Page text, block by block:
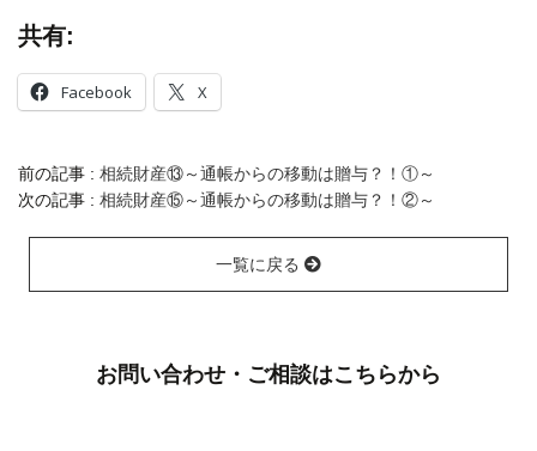
共有:
Facebook X
前の記事 : 相続財産⑬～通帳からの移動は贈与？！①～
次の記事 : 相続財産⑮～通帳からの移動は贈与？！②～
一覧に戻る
お問い合わせ・ご相談はこちらから